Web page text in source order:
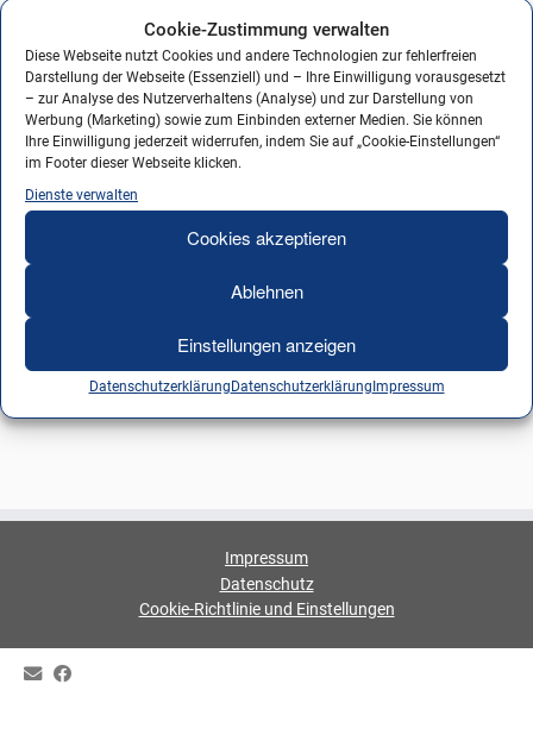
Cookie-Zustimmung verwalten
Diese Webseite nutzt Cookies und andere Technologien zur fehlerfreien
Darstellung der Webseite (Essenziell) und – Ihre Einwilligung vorausgesetzt
– zur Analyse des Nutzerverhaltens (Analyse) und zur Darstellung von
Werbung (Marketing) sowie zum Einbinden externer Medien. Sie können
Ihre Einwilligung jederzeit widerrufen, indem Sie auf „Cookie-Einstellungen“
im Footer dieser Webseite klicken.
Dienste verwalten
Cookies akzeptieren
Ablehnen
Einstellungen anzeigen
Datenschutzerklärung Datenschutzerklärung Impressum
Inhaltlogo_promat_hilti3
Veröffentlicht am 7. Dezember 2011mit den Abmessungen87 × 100in
logo_promat_hilti3.
← Vorheriges
Impressum
Datenschutz
Cookie-Richtlinie und Einstellungen